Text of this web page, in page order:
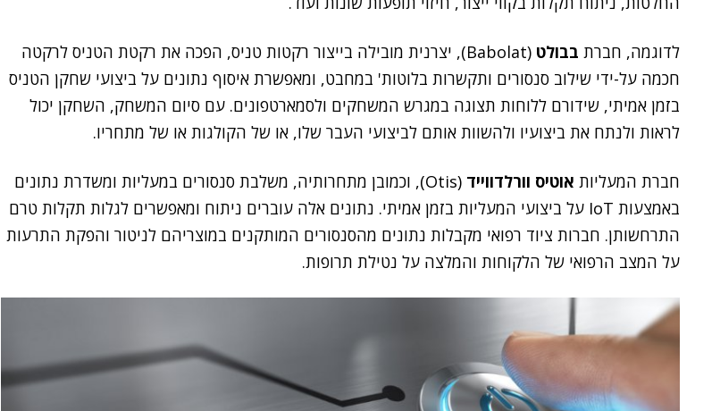
לדוגמה, חברת בבולט
(Babolat), יצרנית מובילה בייצור רקטות טניס, הפכה את רקטת הטניס לרקטה
חכמה על-ידי שילוב סנסורים ותקשרות בלוטות' במחבט, ומאפשרת איסוף נתונים על ביצועי שחקן הטניס
בזמן אמיתי, שידורם ללוחות תצוגה במגרש המשחקים ולסמארטפונים. עם סיום המשחק, השחקן יכול
לראות ולנתח את ביצועיו ולהשוות אותם לביצועי העבר שלו, או של הקולגות או של מתחריו.
חברת המעליות אוטיס וורלדווייד
(Otis), וכמובן מתחרותיה, משלבת סנסורים במעליות ומשדרת נתונים
באמצעות IoT על ביצועי המעליות בזמן אמיתי. נתונים אלה עוברים ניתוח ומאפשרים לגלות תקלות טרם
התרחשותן. חברות ציוד רפואי מקבלות נתונים מהסנסורים המותקנים במוצריהם לניטור והפקת התרעות
על המצב הרפואי של הלקוחות והמלצה על נטילת תרופות.